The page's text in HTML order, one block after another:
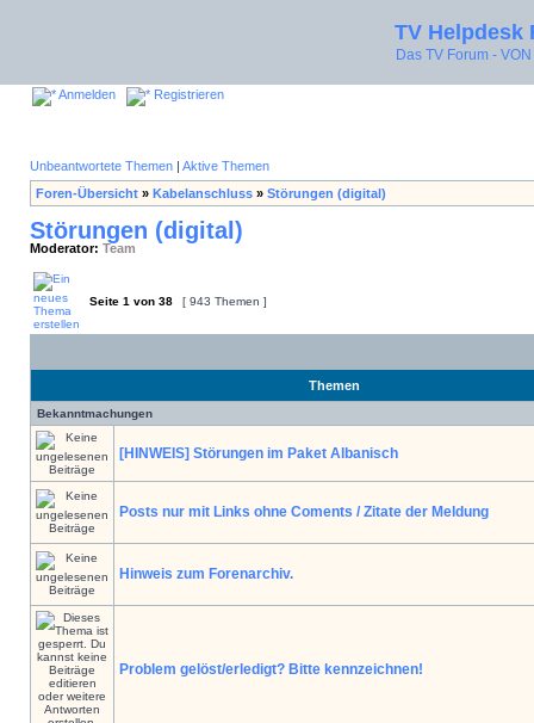
TV Helpdesk
Das TV Forum -
Anmelden Registrieren
Unbeantwortete Themen | Aktive Themen
Foren-Übersicht » Kabelanschluss » Störungen (digital)
Störungen (digital)
Moderator: Team
Seite 1 von 38 [ 943 Themen ]
Themen
Bekanntmachungen
[HINWEIS] Störungen im Paket Albanisch
Posts nur mit Links ohne Coments / Zitate der Meldung
Hinweis zum Forenarchiv.
Problem gelöst/erledigt? Bitte kennzeichnen!